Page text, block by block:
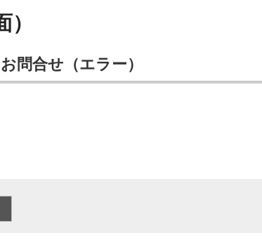
問合せ（エラー）